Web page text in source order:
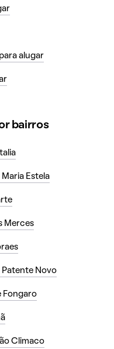
alugar
bairros
Estela
Merces
Patente Novo
Fongaro
Climaco